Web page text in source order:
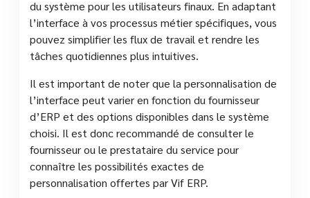
du système pour les utilisateurs finaux. En adaptant
l’interface à vos processus métier spécifiques, vous
pouvez simplifier les flux de travail et rendre les
tâches quotidiennes plus intuitives.
Il est important de noter que la personnalisation de
l’interface peut varier en fonction du fournisseur
d’ERP et des options disponibles dans le système
choisi. Il est donc recommandé de consulter le
fournisseur ou le prestataire du service pour
connaître les possibilités exactes de
personnalisation offertes par Vif ERP.